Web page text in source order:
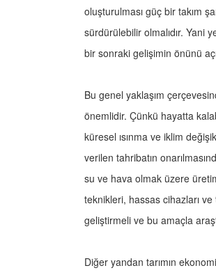
oluşturulması güç bir takım
sürdürülebilir olmalıdır. Yani
bir sonraki gelişimin önünü
Bu genel yaklaşım
önemlidir. Çünkü hayatta
küresel ısınma ve iklim
verilen tahribatın
su ve hava olmak üzere
teknikleri, hassas cihazları
geliştirmeli ve bu amaçla
Diğer yandan tarımın